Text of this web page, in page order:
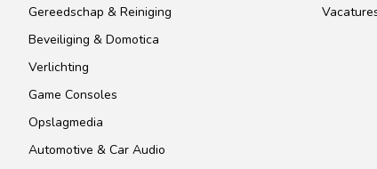
Gereedschap & Reiniging
Beveiliging & Domotica
Verlichting
Game Consoles
Opslagmedia
Automotive & Car Audio